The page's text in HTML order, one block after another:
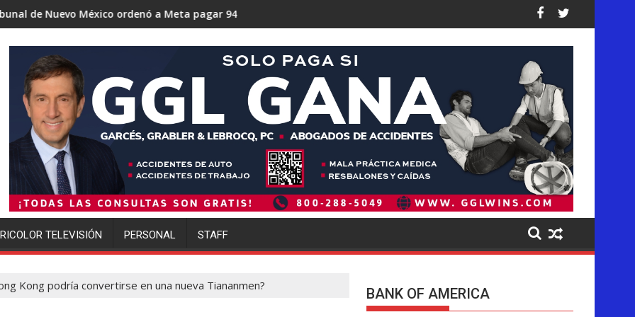
ordenó a Meta pagar 942 millones de dólares por los daños causados a los niños en sus plataformas
Trump se acerca a lograr la mayor operación de deportaciones de la historia de Estados Unidos:
Ofensiva migratoria de Trump golpea
TELEVISIÓN PERSONAL STAFF
Kong podría convertirse en una nueva Tiananmen? BANK OF AMERICA